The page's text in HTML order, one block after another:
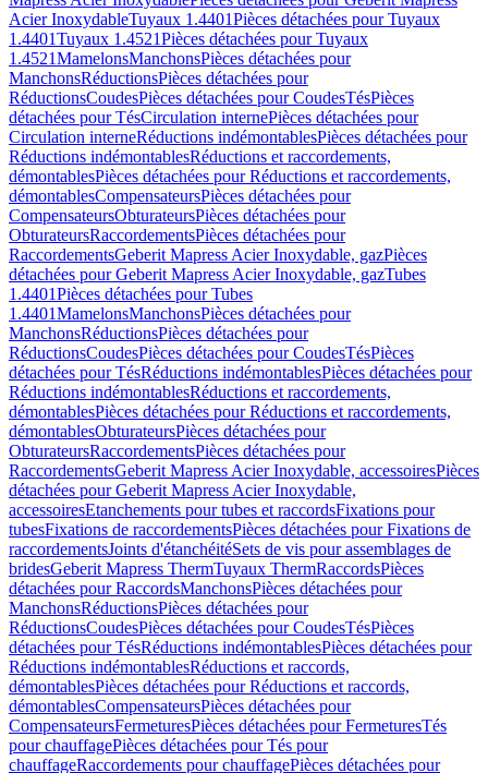
Acier InoxydableTuyaux 1.4401Pièces détachées pour Tuyaux
1.4401Tuyaux 1.4521Pièces détachées pour Tuyaux
1.4521MamelonsManchonsPièces détachées pour
ManchonsRéductionsPièces détachées pour
RéductionsCoudesPièces détachées pour CoudesTésPièces
détachées pour TésCirculation internePièces détachées pour
Circulation interneRéductions indémontablesPièces détachées pour
Réductions indémontablesRéductions et raccordements,
démontablesPièces détachées pour Réductions et raccordements,
démontablesCompensateursPièces détachées pour
CompensateursObturateursPièces détachées pour
ObturateursRaccordementsPièces détachées pour
RaccordementsGeberit Mapress Acier Inoxydable, gazPièces
détachées pour Geberit Mapress Acier Inoxydable, gazTubes
1.4401Pièces détachées pour Tubes
1.4401MamelonsManchonsPièces détachées pour
ManchonsRéductionsPièces détachées pour
RéductionsCoudesPièces détachées pour CoudesTésPièces
détachées pour TésRéductions indémontablesPièces détachées pour
Réductions indémontablesRéductions et raccordements,
démontablesPièces détachées pour Réductions et raccordements,
démontablesObturateursPièces détachées pour
ObturateursRaccordementsPièces détachées pour
RaccordementsGeberit Mapress Acier Inoxydable, accessoiresPièces
détachées pour Geberit Mapress Acier Inoxydable,
accessoiresEtanchements pour tubes et raccordsFixations pour
tubesFixations de raccordementsPièces détachées pour Fixations de
raccordementsJoints d'étanchéitéSets de vis pour assemblages de
bridesGeberit Mapress ThermTuyaux ThermRaccordsPièces
détachées pour RaccordsManchonsPièces détachées pour
ManchonsRéductionsPièces détachées pour
RéductionsCoudesPièces détachées pour CoudesTésPièces
détachées pour TésRéductions indémontablesPièces détachées pour
Réductions indémontablesRéductions et raccords,
démontablesPièces détachées pour Réductions et raccords,
démontablesCompensateursPièces détachées pour
CompensateursFermeturesPièces détachées pour FermeturesTés
pour chauffagePièces détachées pour Tés pour
chauffageRaccordements pour chauffagePièces détachées pour